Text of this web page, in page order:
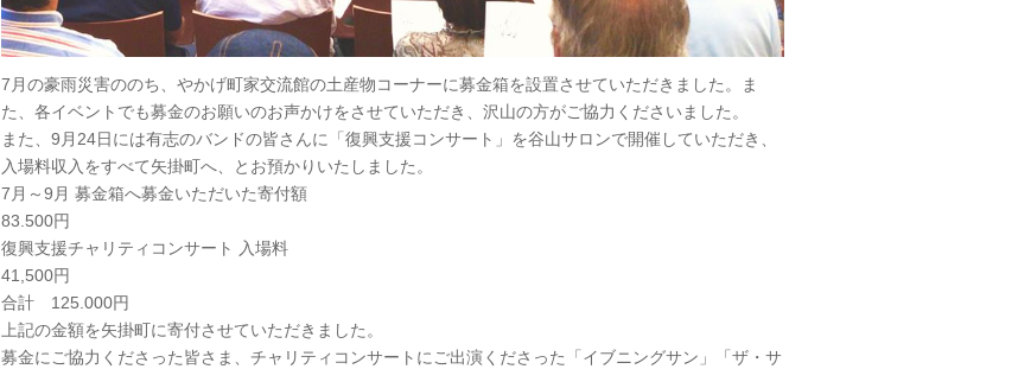
7月の豪雨災害ののち、やかげ町家交流館の土産物コーナーに募金箱を設置させていただきました。ま
た、各イベントでも募金のお願いのお声かけをさせていただき、沢山の方がご協力くださいました。
また、9月24日には有志のバンドの皆さんに「復興支援コンサート」を谷山サロンで開催していただき、
入場料収入をすべて矢掛町へ、とお預かりいたしました。
7月～9月 募金箱へ募金いただいた寄付額
83.500円
復興支援チャリティコンサート 入場料
41,500円
合計 125.000円
上記の金額を矢掛町に寄付させていただきました。
募金にご協力くださった皆さま、チャリティコンサートにご出演くださった「イブニングサン」「ザ・サ